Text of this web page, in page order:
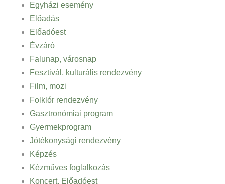
Egyházi esemény
Előadás
Előadóest
Évzáró
Falunap, városnap
Fesztivál, kulturális rendezvény
Film, mozi
Folklór rendezvény
Gasztronómiai program
Gyermekprogram
Jótékonysági rendezvény
Képzés
Kézműves foglalkozás
Koncert, Előadóest